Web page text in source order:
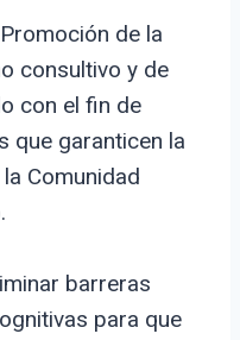
de la
consultivo y de
con el fin de
que garanticen la
Comunidad
barreras
para que